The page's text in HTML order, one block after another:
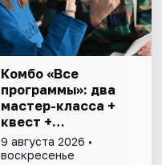
Комбо «Все
программы»: два
мастер-класса +
квест +
интерактивная
экскурсия
9 августа 2026 •
воскресенье